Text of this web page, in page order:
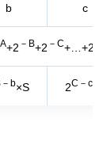
b c
+2 －B+2 －C+…+2
－b×S 2C－c×S